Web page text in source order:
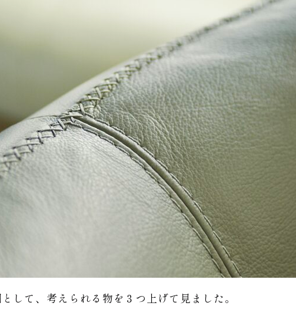
して、考えられる物を３つ上げて見ました。